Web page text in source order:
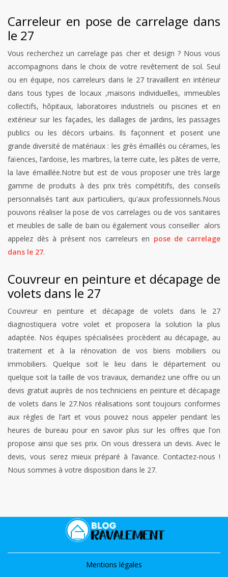
Carreleur en pose de carrelage dans
le 27
Vous recherchez un carrelage pas cher et design ? Nous vous
accompagnons dans le choix de votre revêtement de sol. Seul
ou en équipe, nos carreleurs dans le 27 travaillent en intérieur
dans tous types de locaux ,maisons individuelles, immeubles
collectifs, hôpitaux, laboratoires industriels ou piscines et en
extérieur sur les façades, les dallages de jardins, les passages
publics ou les décors urbains. Ils façonnent et posent une
grande diversité de matériaux : les grès émaillés ou cérames, les
faïences, l’ardoise, les marbres, la terre cuite, les pâtes de verre,
la lave émaillée.Notre but est de vous proposer une très large
gamme de produits à des prix très compétitifs, des conseils
personnalisés tant aux particuliers, qu'aux professionnels.Nous
pouvons réaliser la pose de vos carrelages ou de vos sanitaires
et meubles de salle de bain ou également vous conseiller alors
appelez dès à présent nos carreleurs en pose de carrelage
dans le 27.
Couvreur en peinture et décapage de
volets dans le 27
Couvreur en peinture et décapage de volets dans le 27
diagnostiquera votre volet et proposera la solution la plus
adaptée. Nos équipes spécialisées procèdent au décapage, au
traitement et à la rénovation de vos biens mobiliers ou
immobiliers. Quelque soit le lieu dans le département ou
quelque soit la taille de vos travaux, demandez une offre ou un
devis gratuit auprès de nos techniciens en peinture et décapage
de volets dans le 27.Nos réalisations sont toujours conformes
aux règles de l’art et vous pouvez nous appeler pendant les
heures de bureau pour en savoir plus sur les offres que l'on
propose ainsi que ses prix. On vous dressera un devis. Avec le
devis, vous serez mieux préparé à l’avance. Contactez-nous !
Nous sommes à votre disposition dans le 27.
Mentions légales